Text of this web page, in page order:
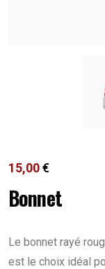
15,00€
Bonnet
Le bonnet rayé
est le choix idéal